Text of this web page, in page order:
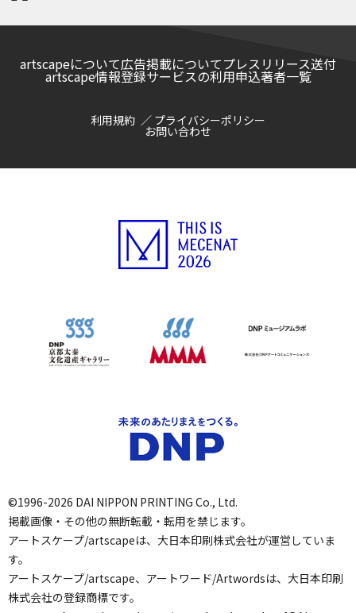
artscapeについて広告掲載についてプレスリリース送付
artscape情報登録サービスの利用申込著者一覧
利用規約 プライバシーポリシー
お問い合わせ
©1996-2026 DAI NIPPON PRINTING Co., Ltd.
掲載画像・その他の無断転載・転用を禁じます。
アートスケープ/artscapeは、大日本印刷株式会社が運営していま
す。
アートスケープ/artscape、アートワード/Artwordsは、大日本印刷
株式会社の登録商標です。